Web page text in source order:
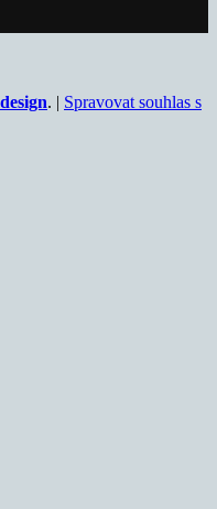
. | Spravovat souhlas s